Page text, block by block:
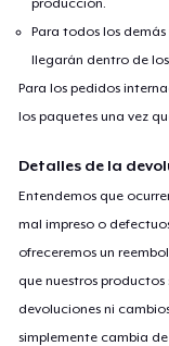
producción.
Para todos los
llegarán dentro de
Para los pedidos
los paquetes una vez
Detalles de la
Entendemos que
mal impreso o
ofreceremos un
que nuestros
devoluciones ni
simplemente cambia